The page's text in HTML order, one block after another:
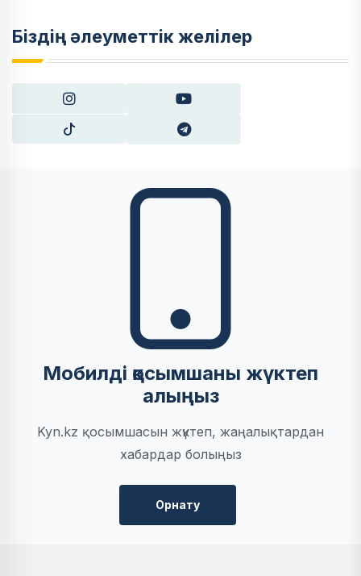
Біздің әлеуметтік желілер
Мобилді қосымшаны жүктеп
алыңыз
Kyn.kz қосымшасын жүктеп, жаңалықтардан
хабардар болыңыз
Орнату